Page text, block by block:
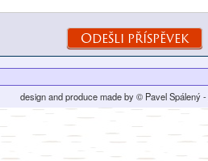
design and produce made by © Pavel Spálený -